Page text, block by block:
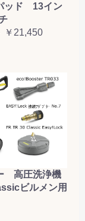
ッド 13イン
￥21,450
高圧洗浄機
ビルメン用